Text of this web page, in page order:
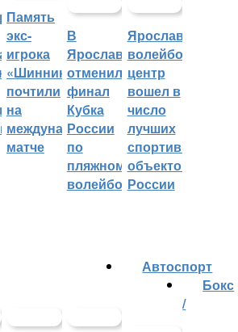
Память
экс-
игрока
«Шинника»
почтили
на
международном
матче
В
Ярославле
отменили
финал
Кубка
России
по
пляжному
волейболу
Ярославский
волейбольный
центр
вошел в
число
лучших
спортивных
объектов
России
Автоспорт
Бокс
/